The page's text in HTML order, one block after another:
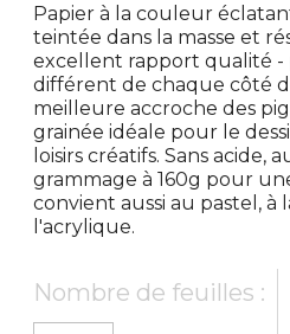
Papier à la couleur
teintée dans la masse et
excellent rapport qualité -
différent de chaque côté
meilleure accroche des
grainée idéale pour le
loisirs créatifs. Sans acide,
grammage à 160g pour
convient aussi au pastel, à
l'acrylique.
Nombre de feuilles :